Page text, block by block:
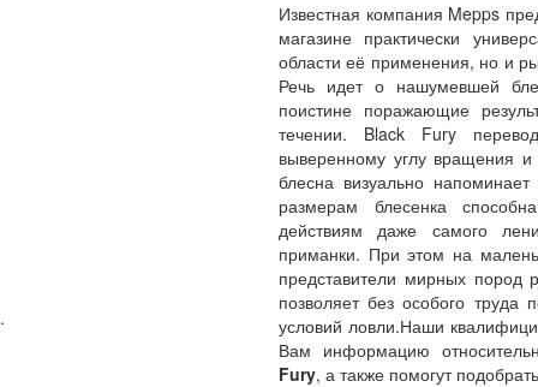
.
Известная компания Mepps
магазине практически
области её применения, но и
Речь идет о нашумевшей
поистине поражающие
течении. Black Fury
выверенному углу вращения
блесна визуально
размерам блесенка
действиям даже самого
приманки. При этом на
представители мирных пород
позволяет без особого труда
условий ловли.Наши
Вам информацию
Fury, а также помогут